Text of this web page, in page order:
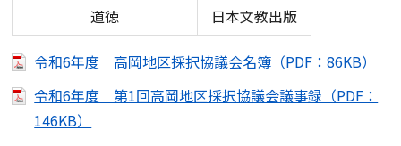
道徳
日本文教出版
令和6年度 高岡地区採択協議会名簿（PDF：86KB）
令和6年度 第1回高岡地区採択協議会議事録（PDF：
146KB）